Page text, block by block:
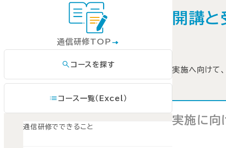
通信研修TOP
コースを探す
コース一覧（Excel）
通信研修でできること
開講と
実施へ向けて
実施に向